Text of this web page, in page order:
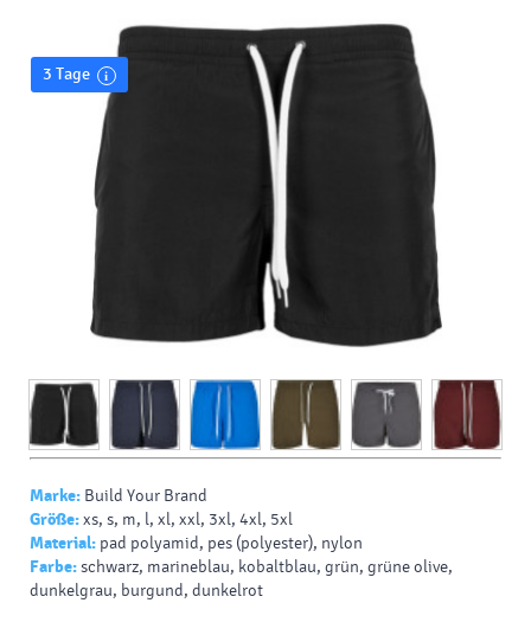
3 Tage
Marke: Build Your Brand
Größe:xs, s, m, l, xl, xxl, 3xl, 4xl, 5xl
Material: pad polyamid, pes (polyester), nylon
Farbe:schwarz, marineblau, kobaltblau, grün, grüne olive,
dunkelgrau, burgund, dunkelrot